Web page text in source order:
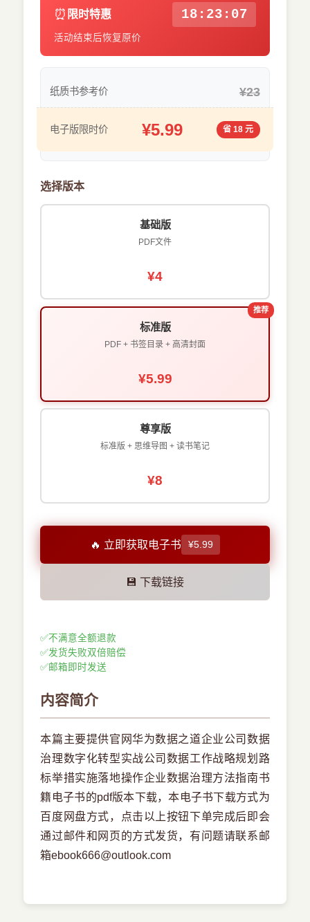
⏰ 限时特惠 18:23:06
活动结束后恢复原价
纸质书参考价 ¥23
电子版限时价 ¥5.99 省 18 元
选择版本
基础版
PDF文件
¥4
推荐
标准版
PDF + 书签目录 + 高清封面
¥5.99
尊享版
标准版 + 思维导图 + 读书笔记
¥8
🔥 立即获取电子书 ¥5.99
💾 下载链接
✅不满意全额退款
✅发货失败双倍赔偿
✅邮箱即时发送
内容简介
本篇主要提供官网华为数据之道企业公司数据
治理数字化转型实战公司数据工作战略规划路
标举措实施落地操作企业数据治理方法指南书
籍电子书的pdf版本下载，本电子书下载方式为
百度网盘方式，点击以上按钮下单完成后即会
通过邮件和网页的方式发货，有问题请联系邮
箱ebook666@outlook.com